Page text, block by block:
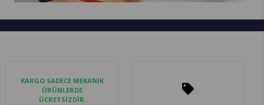
KARGO SADECE MEKANİK
ÜRÜNLERDE
ÜCRETSİZDİR.